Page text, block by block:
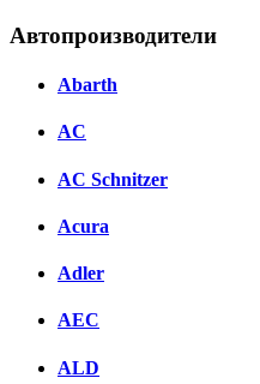
Автопроизводители
Abarth
AC
AC Schnitzer
Acura
Adler
AEC
ALD